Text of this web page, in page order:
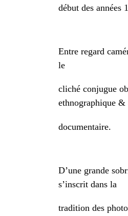
début des années
Entre regard
le
cliché conjugue
ethnographique &
documentaire.
D’une grande
s’inscrit dans la
tradition des